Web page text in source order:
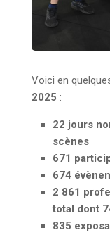
Voici en
2025 :
22 jours
scènes
671
674
2 861
total dont
835